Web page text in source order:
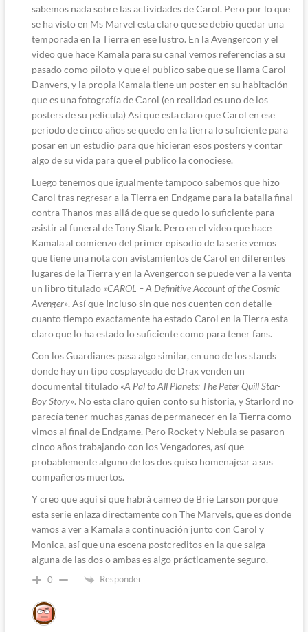
sabemos nada sobre las actividades de Carol. Pero por lo que
se ha visto en Ms Marvel esta claro que se debio quedar una
temporada en la Tierra en ese lustro. En la Avengercon y el
video que hace Kamala para su canal vemos referencias a su
pasado como piloto y que el publico sabe que se llama Carol
Danvers, y la propia Kamala tiene un poster en su habitación
que es una fotografía de Carol (en realidad es uno de los
posters de su película) Así que esta claro que Carol en ese
periodo de cinco años se quedo en la tierra lo suficiente para
posar en un estudio para que hicieran esos posters y contar
algo de su vida para que el publico la conociese.
Luego tenemos que igualmente tampoco sabemos que hizo
Carol tras regresar a la Tierra en Endgame para la batalla final
contra Thanos mas allá de que se quedo lo suficiente para
asistir al funeral de Tony Stark. Pero en el video que hace
Kamala al comienzo del primer episodio de la serie vemos
que tiene una nota con avistamientos de Carol en diferentes
lugares de la Tierra y en la Avengercon se puede ver a la venta
un libro titulado «CAROL – A Definitive Account of the Cosmic
Avenger». Así que Incluso sin que nos cuenten con detalle
cuanto tiempo exactamente ha estado Carol en la Tierra esta
claro que lo ha estado lo suficiente como para tener fans.
Con los Guardianes pasa algo similar, en uno de los stands
donde hay un tipo cosplayeado de Drax venden un
documental titulado «A Pal to All Planets: The Peter Quill Star-
Boy Story». No esta claro quien conto su historia, y Starlord no
parecía tener muchas ganas de permanecer en la Tierra como
vimos al final de Endgame. Pero Rocket y Nebula se pasaron
cinco años trabajando con los Vengadores, así que
probablemente alguno de los dos quiso homenajear a sus
compañeros muertos.
Y creo que aquí si que habrá cameo de Brie Larson porque
esta serie enlaza directamente con The Marvels, que es donde
vamos a ver a Kamala a continuación junto con Carol y
Monica, así que una escena postcreditos en la que salga
alguna de las dos o ambas es algo prácticamente seguro.
0 Responder